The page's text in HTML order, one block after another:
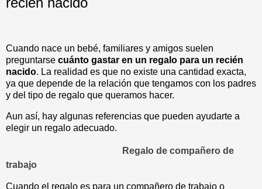
Cuando nace un bebé, familiares y amigos suelen
preguntarse cuánto gastar en un regalo para un recién
nacido. La realidad es que no existe una cantidad exacta,
ya que depende de la relación que tengamos con los padres
y del tipo de regalo que queramos hacer.
Aun así, hay algunas referencias que pueden ayudarte a
elegir un regalo adecuado.
Regalo de compañero de
trabajo
Cuando el regalo es para un compañero de trabajo o